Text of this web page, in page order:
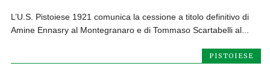
L’U.S. Pistoiese 1921 comunica la cessione a titolo definitivo di
Amine Ennasry al Montegranaro e di Tommaso Scartabelli al...
PISTOIESE